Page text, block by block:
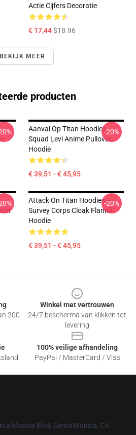
Actie Cijfers Decoratie
€ 17,44$18.96
BEKIJK MEER
producten
Aanval Op Titan Hoodies
Squad Levi Anime Pullover
Hoodie
€ 39,51 - € 45,95
-20%
Attack On Titan Hoodies –
Survey Corps Cloak Flannel
Hoodie
€ 39,51 - € 45,95
-20%
200
Winkel met vertrouwen
24/7 beschermd van klikken tot
levering
100% veilige afhandeling
PayPal / MasterCard / Visa
Monica Blvd, Santa Monica, CA